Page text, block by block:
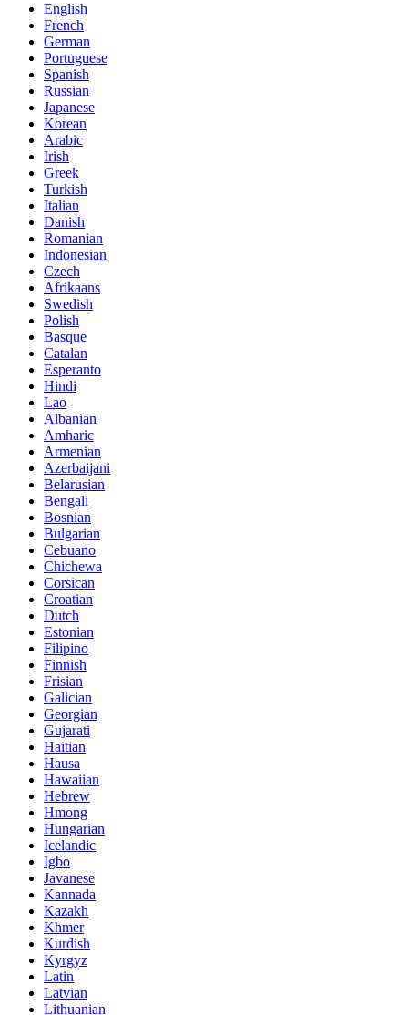
English
French
German
Portuguese
Spanish
Russian
Japanese
Korean
Arabic
Irish
Greek
Turkish
Italian
Danish
Romanian
Indonesian
Czech
Afrikaans
Swedish
Polish
Basque
Catalan
Esperanto
Hindi
Lao
Albanian
Amharic
Armenian
Azerbaijani
Belarusian
Bengali
Bosnian
Bulgarian
Cebuano
Chichewa
Corsican
Croatian
Dutch
Estonian
Filipino
Finnish
Frisian
Galician
Georgian
Gujarati
Haitian
Hausa
Hawaiian
Hebrew
Hmong
Hungarian
Icelandic
Igbo
Javanese
Kannada
Kazakh
Khmer
Kurdish
Kyrgyz
Latin
Latvian
Lithuanian